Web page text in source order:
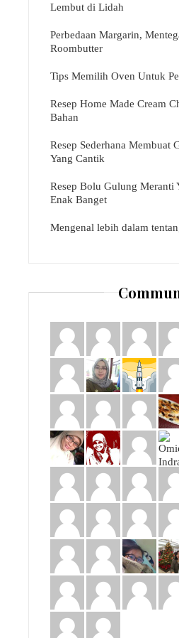
Lembut di Lidah
Perbedaan Margarin,
Roombutter
Tips Memilih Oven Untuk
Resep Home Made Cream
Bahan
Resep Sederhana Membuat
Yang Cantik
Resep Bolu Gulung Meranti
Enak Banget
Mengenal lebih dalam